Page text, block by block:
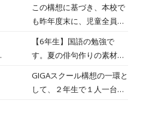
を17～24日、臨時休校と
した和歌山県岩出市。各校
や市教委は休校中、教材の
入ったタブレット端末の活
用や図書館の電子図書の利
用など、いろいろな方法で
児童が学習できるように取
この構想に基づき、本校で
も昨年度末に、児童全員分
校内無線ＬＡＮが整備され
ました。本校では、児童の
興味・関心を引き出しわか
りやすい授業を提供するた
【6年生】国語の勉強で
す。夏の俳句作りの素材を
【児童会役員選挙】今回初
めてオンラインで各教室を
GIGAスクール構想の一環と
して、２年生で１人一台の